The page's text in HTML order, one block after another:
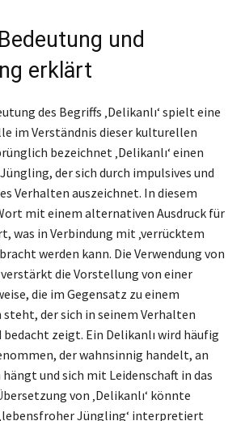
und
erklärt
des Begriffs ‚Delikanlı‘ spielt eine
im Verständnis dieser kulturellen
bezeichnet ‚Delikanlı‘ einen
der sich durch impulsives und
Verhalten auszeichnet. In diesem
mit einem alternativen Ausdruck für
was in Verbindung mit ‚verrücktem
werden kann. Die Verwendung von
verstärkt die Vorstellung von einer
die im Gegensatz zu einem
der sich in seinem Verhalten
zeigt. Ein Delikanlı wird häufig
der wahnsinnig handelt, an
und sich mit Leidenschaft in das
von ‚Delikanlı‘ könnte
Jüngling‘ interpretiert